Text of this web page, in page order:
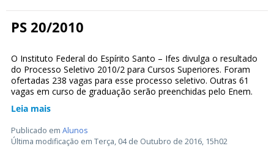
PS 20/2010
O Instituto Federal do Espírito Santo – Ifes divulga o resultado
do Processo Seletivo 2010/2 para Cursos Superiores. Foram
ofertadas 238 vagas para esse processo seletivo. Outras 61
vagas em curso de graduação serão preenchidas pelo Enem.
Leia mais
Publicado em Alunos
Última modificação em Terça, 04 de Outubro de 2016, 15h02